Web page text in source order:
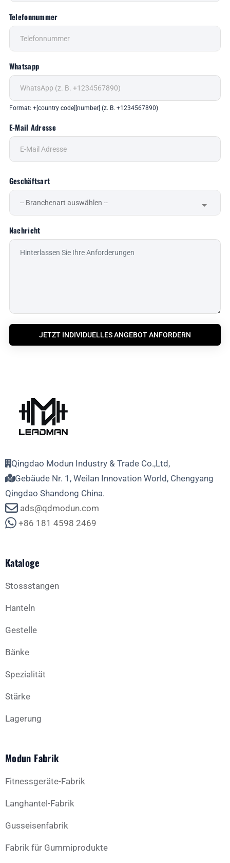
Telefonnummer
Whatsapp
Format: +[country code][number] (z. B. +1234567890)
E-Mail Adresse
Geschäftsart
Nachricht
JETZT INDIVIDUELLES ANGEBOT ANFORDERN
Qingdao Modun Industry & Trade Co.,Ltd,
Gebäude Nr. 1, Weilan Innovation World, Chengyang
Qingdao Shandong China.
ads@qdmodun.com
+86 181 4598 2469
Kataloge
Stossstangen
Hanteln
Gestelle
Bänke
Spezialität
Stärke
Lagerung
Modun Fabrik
Fitnessgeräte-Fabrik
Langhantel-Fabrik
Gusseisenfabrik
Fabrik für Gummiprodukte